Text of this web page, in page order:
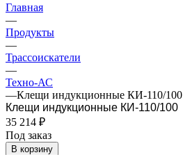
Главная
—
Продукты
—
Трассоискатели
—
Техно-АС
—Клещи индукционные КИ-110/100
Клещи индукционные КИ-110/100
35 214 ₽
Под заказ
В корзину